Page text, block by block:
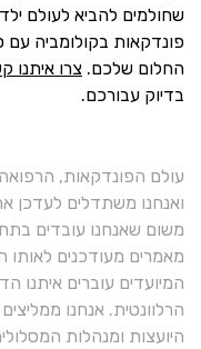
שחולמים להביא לעולם
פונדקאות בקולומביה
החלום שלכם. צרו איתנו
בדיוק עבורכם.
עולם הפונדקאות,
ואנחנו משתדלים לעדכן
משום שאנחנו עובדים
מאמרים מעודכנים לאותו
המיועדים עוברים איתנו
הרלוונטית. אנחנו
היועצות ומנהלות